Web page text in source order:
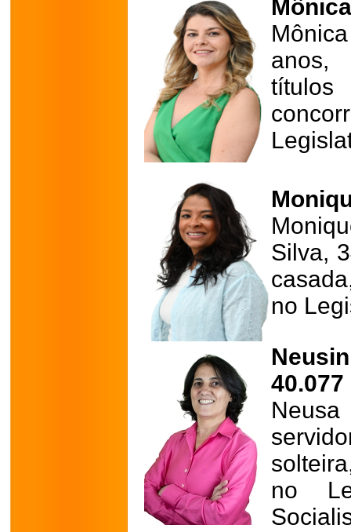
anos,
Silva,
no
40.077
no